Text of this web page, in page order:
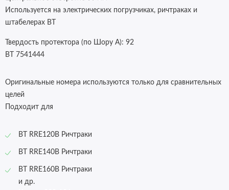
Используется на электрических погрузчиках, ричтраках и
штабелерах BT
Твердость протектора (по Шору А): 92
BT 7541444
Оригинальные номера используются только для сравнительных
целей
Подходит для
BT RRE120B Ричтраки
BT RRE140B Ричтраки
BT RRE160B Ричтраки
и др.